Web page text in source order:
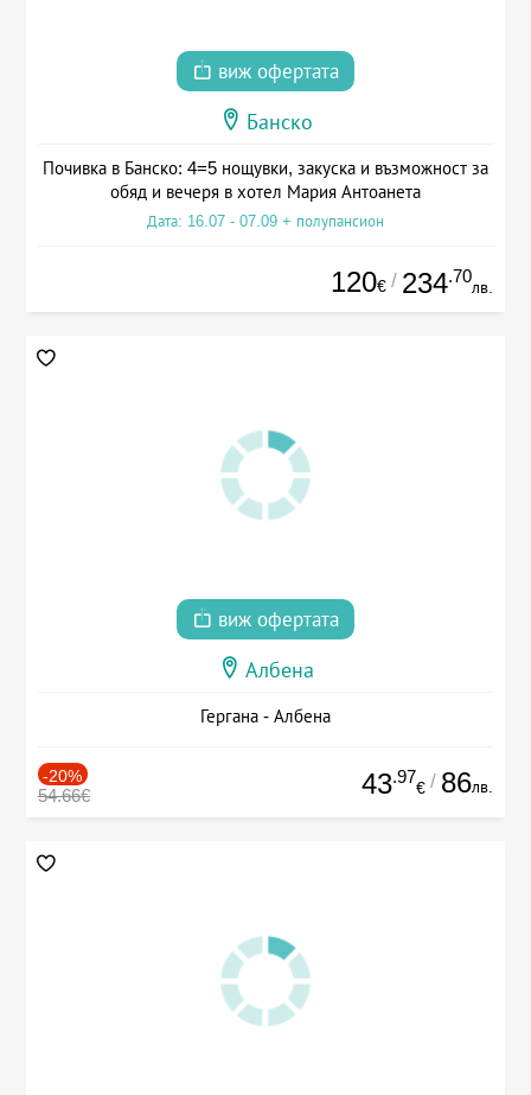
виж офертата
Банско
Почивка в Банско: 4=5 нощувки, закуска и възможност за
обяд и вечеря в хотел Мария Антоанета
Дата: 16.07 - 07.09 + полупансион
120€ / 234.70
лв.
виж офертата
Албена
Гергана - Албена
-20%
54.66€ 43.97
€ / 86лв.